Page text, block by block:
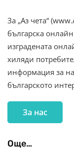
За „Аз чета“
българска
изградената
хиляди
информация за
българското
За нас
Още…